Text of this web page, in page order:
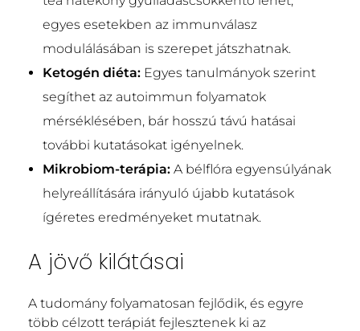
egyes esetekben az immunválasz
modulálásában is szerepet játszhatnak.
Ketogén diéta:Egyes tanulmányok szerint
segíthet az autoimmun folyamatok
mérséklésében, bár hosszú távú hatásai
további kutatásokat igényelnek.
Mikrobiom-terápia:A bélflóra egyensúlyának
helyreállítására irányuló újabb kutatások
ígéretes eredményeket mutatnak.
A jövő kilátásai
A tudomány folyamatosan fejlődik, és egyre
több célzott terápiát fejlesztenek ki az